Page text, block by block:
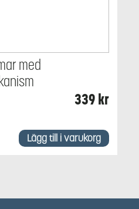
med
339kr
Lägg till i varukorg